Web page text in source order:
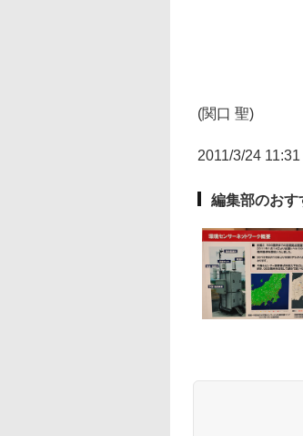
(関口 聖)
2011/3/24 11:31
編集部のおす